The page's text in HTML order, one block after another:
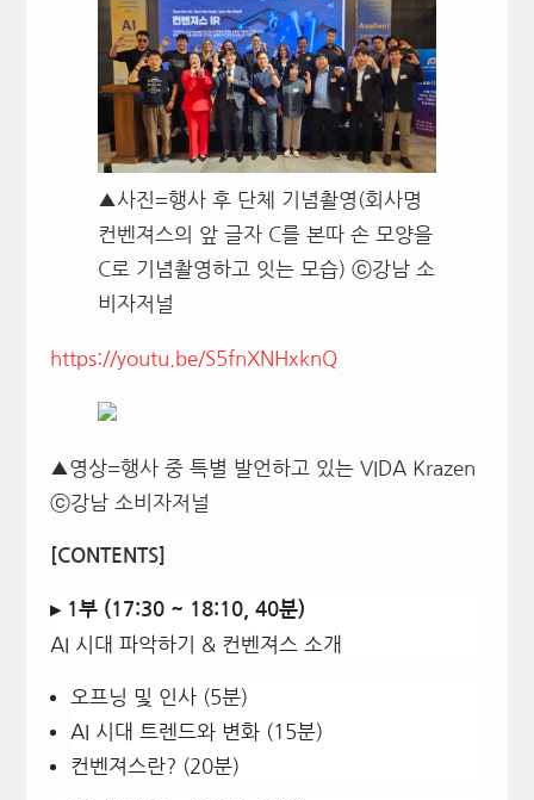
▲사진=행사 후 단체 기념촬영(회사명
컨벤져스의 앞 글자 C를 본따 손 모양을
C로 기념촬영하고 잇는 모습) ⓒ강남 소
비자저널
https://youtu.be/S5fnXNHxknQ
▲영상=행사 중 특별 발언하고 있는 VIDA Krazen
ⓒ강남 소비자저널
[CONTENTS]
▸ 1부 (17:30 ~ 18:10, 40분)
AI 시대 파악하기 & 컨벤져스 소개
오프닝 및 인사 (5분)
AI 시대 트렌드와 변화 (15분)
컨벤져스란? (20분)